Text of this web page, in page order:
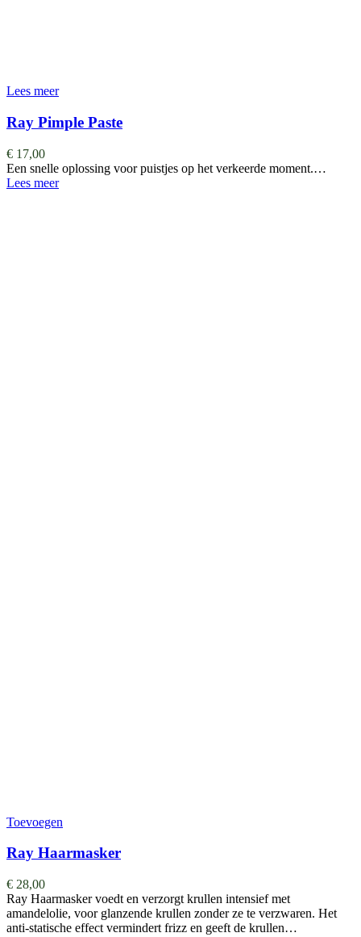
Lees meer
Ray Pimple Paste
€ 17,00
Een snelle oplossing voor puistjes op het verkeerde moment.…
Lees meer
Toevoegen
Ray Haarmasker
€ 28,00
Ray Haarmasker voedt en verzorgt krullen intensief met
amandelolie, voor glanzende krullen zonder ze te verzwaren. Het
anti-statische effect vermindert frizz en geeft de krullen…